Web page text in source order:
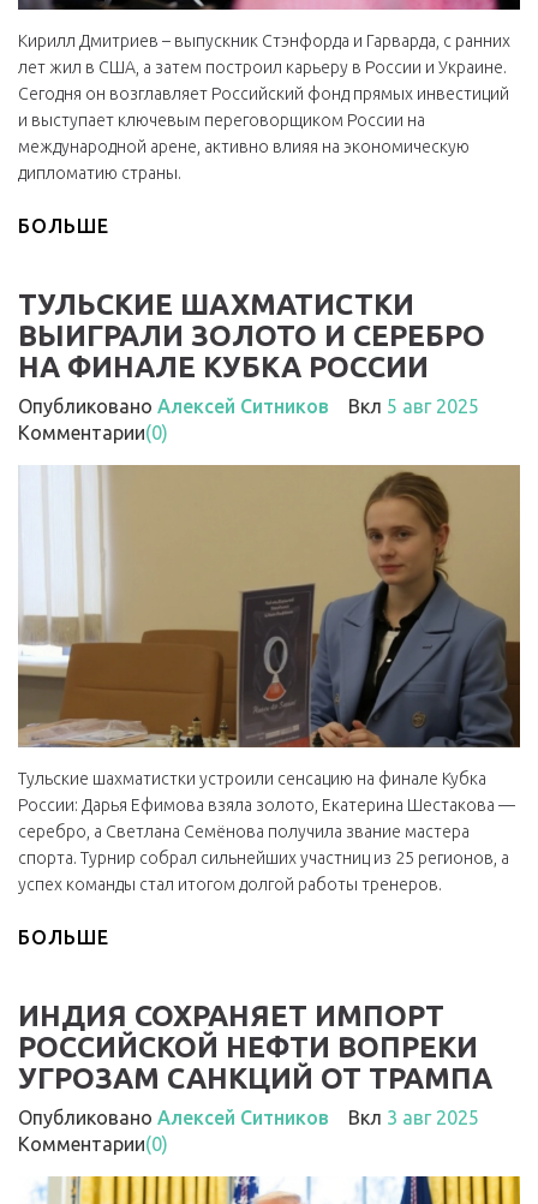
Кирилл Дмитриев – выпускник Стэнфорда и Гарварда, с ранних
лет жил в США, а затем построил карьеру в России и Украине.
Сегодня он возглавляет Российский фонд прямых инвестиций
и выступает ключевым переговорщиком России на
международной арене, активно влияя на экономическую
дипломатию страны.
БОЛЬШЕ
ТУЛЬСКИЕ ШАХМАТИСТКИ
ВЫИГРАЛИ ЗОЛОТО И СЕРЕБРО
НА ФИНАЛЕ КУБКА РОССИИ
Опубликовано Алексей Ситников Вкл 5 авг 2025
Комментарии(0)
Тульские шахматистки устроили сенсацию на финале Кубка
России: Дарья Ефимова взяла золото, Екатерина Шестакова —
серебро, а Светлана Семёнова получила звание мастера
спорта. Турнир собрал сильнейших участниц из 25 регионов, а
успех команды стал итогом долгой работы тренеров.
БОЛЬШЕ
ИНДИЯ СОХРАНЯЕТ ИМПОРТ
РОССИЙСКОЙ НЕФТИ ВОПРЕКИ
УГРОЗАМ САНКЦИЙ ОТ ТРАМПА
Опубликовано Алексей Ситников Вкл 3 авг 2025
Комментарии(0)